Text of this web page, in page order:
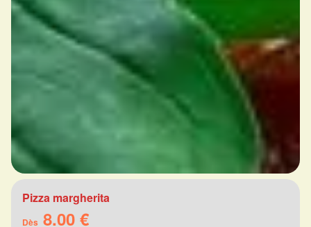
Pizza margherita
Dès 8.00 €